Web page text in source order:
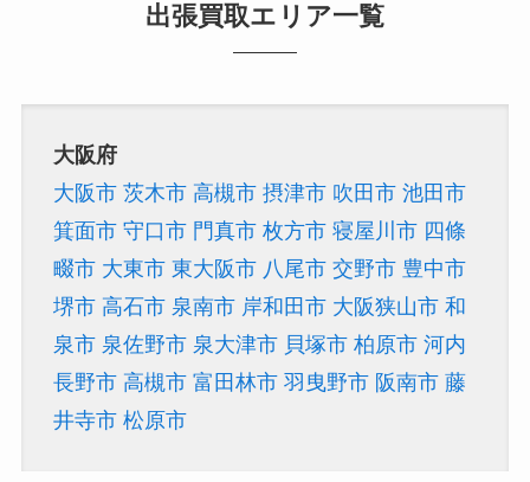
出張買取エリア一覧
大阪府
大阪市 茨木市 高槻市 摂津市 吹田市 池田市
箕面市 守口市 門真市 枚方市 寝屋川市 四條
畷市 大東市 東大阪市 八尾市 交野市 豊中市
堺市 高石市 泉南市 岸和田市 大阪狭山市 和
泉市 泉佐野市 泉大津市 貝塚市 柏原市 河内
長野市 高槻市 富田林市 羽曳野市 阪南市 藤
井寺市 松原市